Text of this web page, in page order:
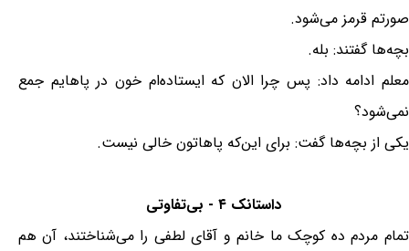
صورتم قرمز مى‌شود.
بچه‌ها گفتند: بله.
معلم ادامه داد: پس چرا الان که ایستاده‌ام خون در پاهایم جمع
نمى‌شود؟
یکى از بچه‌ها گفت: براى این‌که پاهاتون خالى نیست.
داستانک ۴ - بی‌تفاوتی
تمام مردم ده کوچک ما خانم و آقای لطفی را می‌شناختند، آن هم